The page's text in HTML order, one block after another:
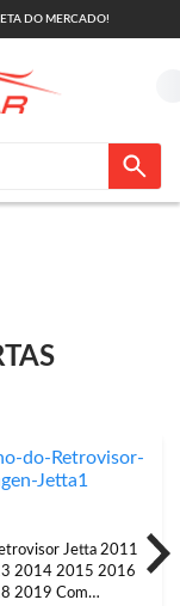
DO MERCADO!
Jetta 2011
2014 2015 2016
2019 Com